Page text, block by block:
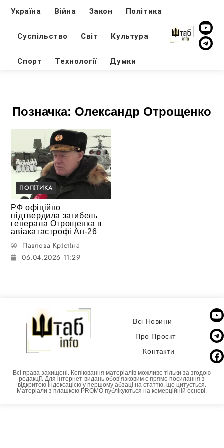
Україна Війна Закон Політика
Суспільство Світ Культура
Спорт Технології Думки
Позначка: Олександр Отрощенко
ПОЛІТИКА
РФ офіційно
підтвердила загибель
генерала Отрощенка в
авіакатастрофі Ан-26
Павлова Крістіна
06.04.2026 11:29
Всі Новини
Про Проєкт
Контакти
Всі права захищені. Копіювання матеріалів можливе тільки за згодою
редакції. Для інтернет-видань обовʼязковим є пряме посилання з
відкритою індексацією у першому абзаці на статтю, що цитується.
Матеріали з плашкою PROMO публікуються на комерційній основі.